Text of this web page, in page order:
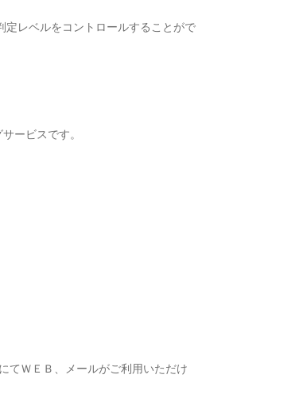
レベルをコントロールすることがで
ービスです。
てＷＥＢ、メールがご利用いただけ